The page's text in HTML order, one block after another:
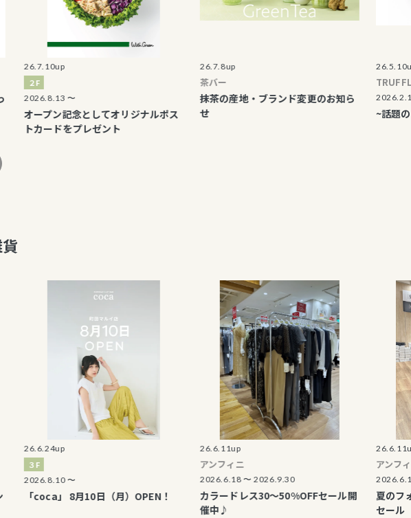
〜
ープン記念としてオリジナルポス
カードをプレゼント
26.7.8up
抹茶の産地・ブランド変更のお知ら
せ
26.5.10up
TRUFFLE mini
2026.2.1 〜
~話題のドバ
〜
」 8月10日（月）OPEN！
26.6.11up
アンフィニ
2026.6.18 〜 2026.9.30
カラードレス30～50%OFFセール開
26.6.11up
アンフィニ
2026.6.18 〜
夏のフォーマ